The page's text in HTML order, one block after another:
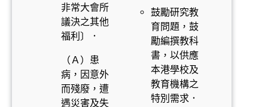
非常大會所
議決之其他
福利〕．
（Ａ）患
病，因意外
而殘廢，遭
遇災害及失
鼓勵研究教
育問題，鼓
勵編撰教科
書，以供應
本港學校及
教育機構之
特別需求．